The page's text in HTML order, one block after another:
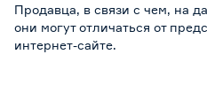
Продавца, в связи с чем, на
они могут отличаться от
интернет-сайте.